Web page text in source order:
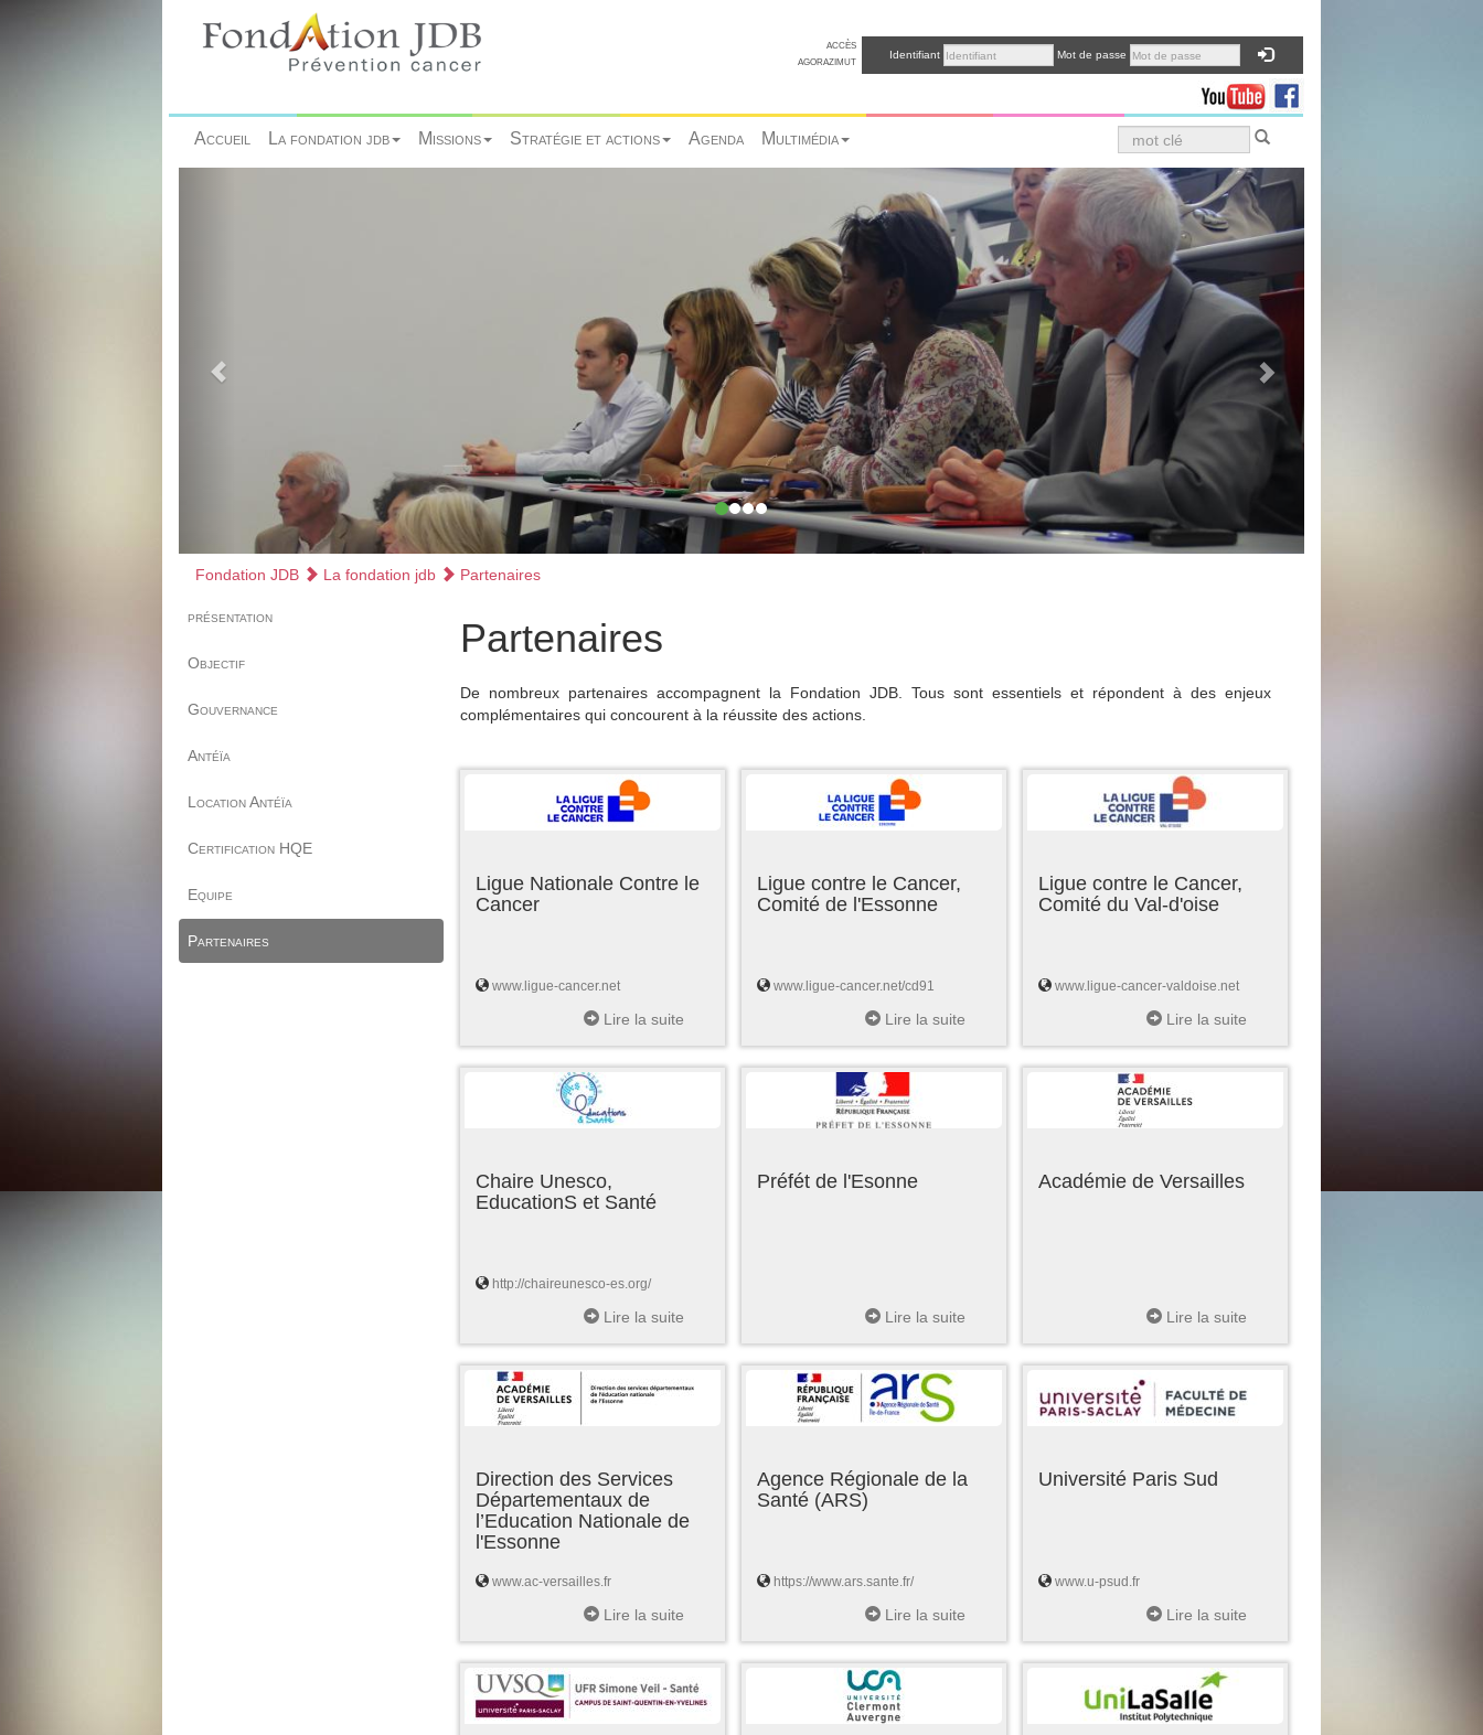
accès
agorazimut
Identifiant Mot de passe
Accueil La fondation jdb Missions Stratégie et actions Agenda Multimédia
Fondation JDB La fondation jdb Partenaires
présentation
Objectif
Gouvernance
Antéïa
Location Antéïa
Certification HQE
Equipe
Partenaires
Partenaires
De nombreux partenaires accompagnent la Fondation JDB. Tous sont essentiels et répondent à des enjeux
complémentaires qui concourent à la réussite des actions.
Ligue Nationale Contre le
Cancer
www.ligue-cancer.net
Lire la suite
Ligue contre le Cancer,
Comité de l'Essonne
www.ligue-cancer.net/cd91
Lire la suite
Ligue contre le Cancer,
Comité du Val-d'oise
www.ligue-cancer-valdoise.net
Lire la suite
Chaire Unesco,
EducationS et Santé
http://chaireunesco-es.org/
Lire la suite
Préfét de l'Esonne
Lire la suite
Académie de Versailles
Lire la suite
Direction des Services
Départementaux de
l’Education Nationale de
l'Essonne
www.ac-versailles.fr
Lire la suite
Agence Régionale de la
Santé (ARS)
https://www.ars.sante.fr/
Lire la suite
Université Paris Sud
www.u-psud.fr
Lire la suite